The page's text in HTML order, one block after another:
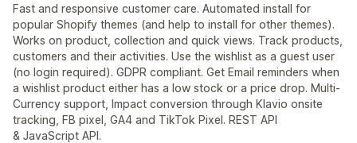
Fast and responsive customer care. Automated install for
popular Shopify themes (and help to install for other themes).
Works on product, collection and quick views. Track products,
customers and their activities. Use the wishlist as a guest user
(no login required). GDPR compliant. Get Email reminders when
a wishlist product either has a low stock or a price drop. Multi-
Currency support, Impact conversion through Klavio onsite
tracking, FB pixel, GA4 and TikTok Pixel. REST API
& JavaScript API.